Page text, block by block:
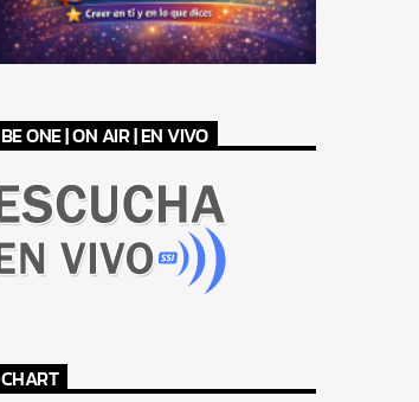
BE ONE | ON AIR | EN VIVO
CHART